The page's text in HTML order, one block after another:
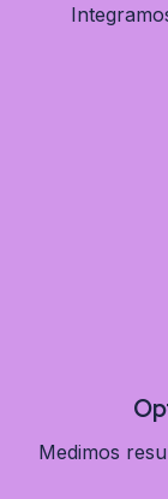
Medimos